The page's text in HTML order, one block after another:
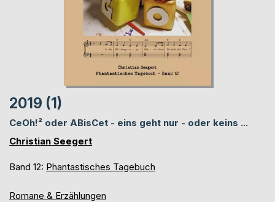
2019 (1)
CeOh!² oder ABisCet - eins geht nur - oder keins ...
Christian Seegert
Band 12: Phantastisches Tagebuch
Romane & Erzählungen